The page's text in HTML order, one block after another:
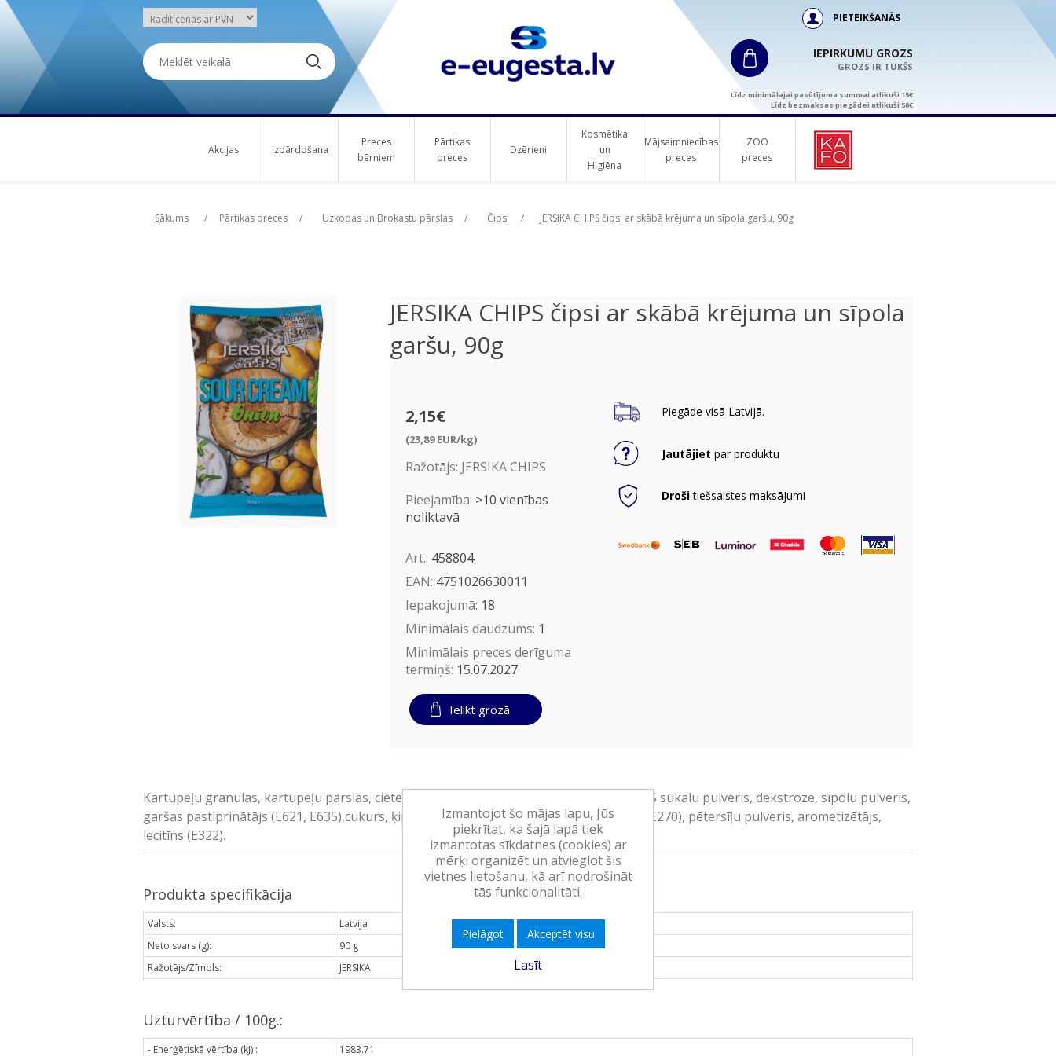
PIETEIKŠANĀS
IEPIRKUMU GROZS
GROZS IR TUKŠS
Līdz minimālajai pasūtījuma summai atlikuši 15€
Līdz bezmaksas piegādei atlikuši 50€
Akcijas Izpārdošana
Preces
bērniem
Pārtikas
preces
Dzērieni
Kosmētika
un
Higiēna
Mājsaimniecības
preces
ZOO
preces
Sākums / Pārtikas preces / Uzkodas un Brokastu pārslas / Čipsi / JERSIKA CHIPS čipsi ar skābā krējuma un sīpola garšu, 90g
JERSIKA CHIPS čipsi ar skābā krējuma un sīpola
garšu, 90g
2,15€
(23,89 EUR/kg)
Ražotājs: JERSIKA CHIPS
Pieejamība: >10 vienības
noliktavā
Art.: 458804
EAN: 4751026630011
Iepakojumā: 18
Minimālais daudzums: 1
Minimālais preces derīguma
termiņš: 15.07.2027
Ielikt grozā
Piegāde visā Latvijā.
Jautājiet par produktu
Drošitiešsaistes maksājumi
Kartupeļu granulas, kartupeļu pārslas, ciete, augu eļļa, garšvielu maisījums, sāls, PIENS sūkalu pulveris, dekstroze, sīpolu pulveris,
garšas pastiprinātājs (E621, E635),cukurs, ķiploku pulveris, skābuma regulētājs (E330, E270), pētersīļu pulveris, arometizētājs,
lecitīns (E322).
Produkta specifikācija
Valsts:
Latvija
Neto svars (g):
90 g
Ražotājs/Zīmols:
JERSIKA
Uzturvērtība / 100g.:
- Enerģētiskā vērtība (kJ) :
1983.71
Izmantojot šo mājas lapu, Jūs
piekrītat, ka šajā lapā tiek
izmantotas sīkdatnes (cookies) ar
mērķi organizēt un atvieglot šis
vietnes lietošanu, kā arī nodrošināt
tās funkcionalitāti.
Pielāgot Akceptēt visu
Lasīt